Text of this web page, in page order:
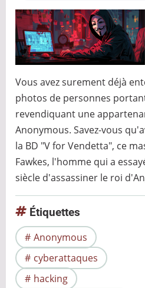
Vous avez surement déjà
photos de personnes
revendiquant une
Anonymous. Savez-vous
la BD "V for Vendetta", ce
Fawkes, l'homme qui a
siècle d'assassiner le roi
Étiquettes
Anonymous
cyberattaques
hacking